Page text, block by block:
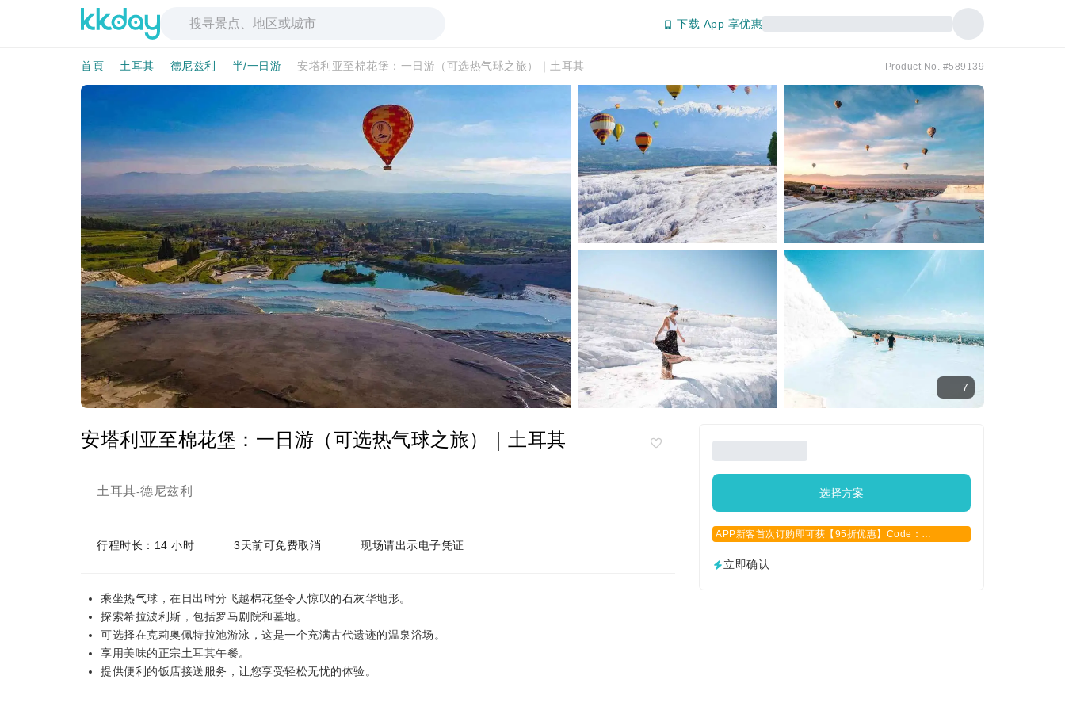
下载 App 享优惠
首頁 土耳其 德尼兹利 半/一日游 安塔利亚至棉花堡：一日游（可选热气球之旅）｜土耳其 Product No. #589139
7
安塔利亚至棉花堡：一日游（可选热气球之旅）｜土耳其
土耳其-德尼兹利
行程时长：14 小时 3天前可免费取消 现场请出示电子凭证
乘坐热气球，在日出时分飞越棉花堡令人惊叹的石灰华地形。
探索希拉波利斯，包括罗马剧院和墓地。
可选择在克莉奥佩特拉池游泳，这是一个充满古代遗迹的温泉浴场。
享用美味的正宗土耳其午餐。
提供便利的饭店接送服务，让您享受轻松无忧的体验。
选择方案
APP新客首次订购即可获【95折优惠】Code：
立即确认